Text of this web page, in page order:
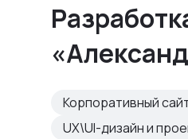
Корпоративный
UX\UI-дизайн и